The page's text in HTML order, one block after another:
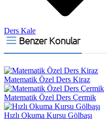
Ders Kale
Benzer Konular
Matematik Özel Ders Kiraz
Matematik Özel Ders Çermik
Hızlı Okuma Kursu Gölbaşı